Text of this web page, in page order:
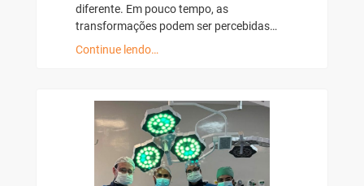
diferente. Em pouco tempo, as
transformações podem ser percebidas…
Continue lendo…